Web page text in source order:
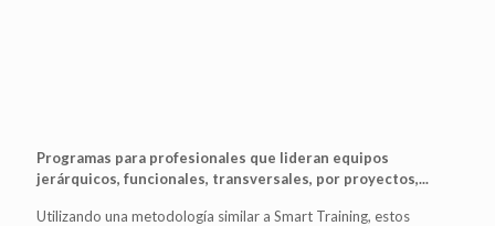
Programas para profesionales que lideran equipos
jerárquicos, funcionales, transversales, por proyectos,...
Utilizando una metodología similar a Smart Training, estos